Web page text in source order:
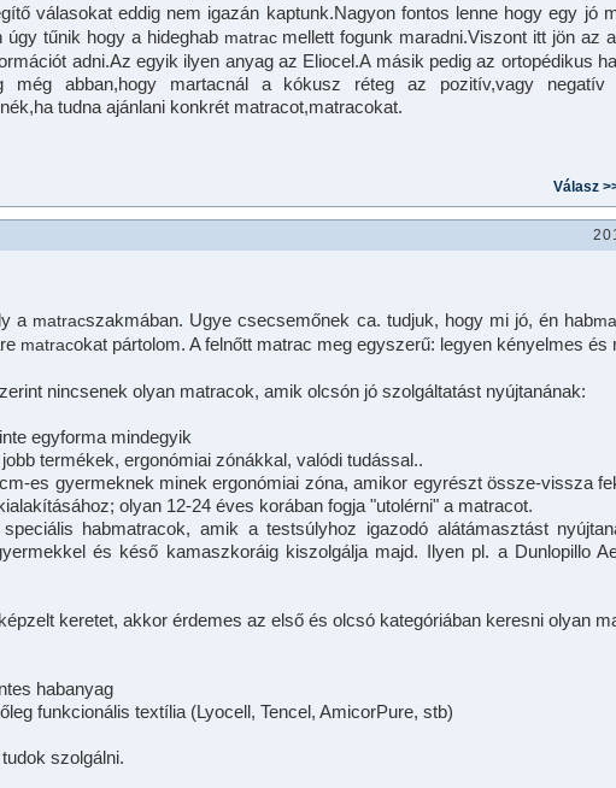
válasokat eddig nem igazán kaptunk.Nagyon fontos lenne hogy egy jó
úgy tűnik hogy a hideghab matracmellett fogunk maradni.Viszont itt jön az
adni.Az egyik ilyen anyag az Eliocel.A másik pedig az ortopédikus
még abban,hogy martacnál a kókusz réteg az pozitív,vagy
tudna ajánlani konkrét matracot,matracokat.
a matracszakmában. Ugye csecsemőnek ca. tudjuk, hogy mi jó, én hab
matracokat pártolom. A felnőtt matrac meg egyszerű: legyen kényelmes és
nincsenek olyan matracok, amik olcsón jó szolgáltatást nyújtanának:
egyforma mindegyik
termékek, ergonómiai zónákkal, valódi tudással..
es gyermeknek minek ergonómiai zóna, amikor egyrészt össze-vissza
olyan 12-24 éves korában fogja "utolérni" a matracot.
habmatracok, amik a testsúlyhoz igazodó alátámasztást
és késő kamaszkoráig kiszolgálja majd. Ilyen pl. a Dunlopillo
keretet, akkor érdemes az első és olcsó kategóriában keresni olyan
habanyag
funkcionális textília (Lyocell, Tencel, AmicorPure, stb)
szolgálni.